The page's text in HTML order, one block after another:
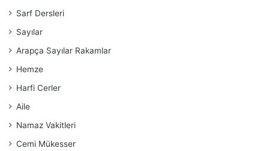
Sarf Dersleri
Sayılar
Arapça Sayılar Rakamlar
Hemze
Harfi Cerler
Aile
Namaz Vakitleri
Cemi Mükesser